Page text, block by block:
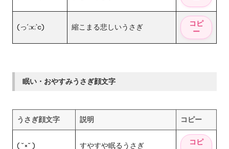
(っ´;x;`c) 縮こまる悲しいうさぎ
眠い・おやすみうさぎ顔文字
うさぎ顔文字 説明 コピー
( ˘×˘ ) すやすや眠るうさぎ